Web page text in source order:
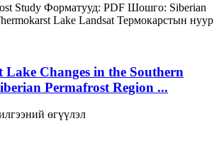
Study Форматууд: PDF Шошго: Siberian
Lake Landsat Термокарстын нуур
Lake Changes in the Southern
Permafrost Region ...
өгүүлэл